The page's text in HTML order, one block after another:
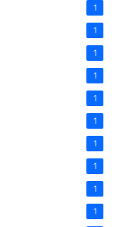
1
1
1
1
1
1
1
1
1
1